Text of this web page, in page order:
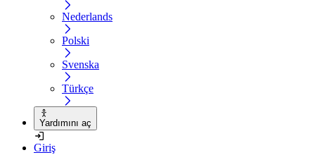
Nederlands
Polski
Svenska
Türkçe
Yardımını aç
Giriş